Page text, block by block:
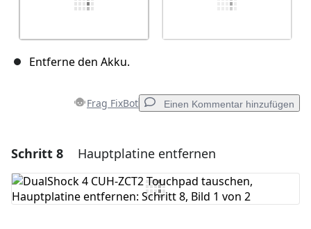
Entferne den Akku.
Frag FixBot Einen Kommentar hinzufügen
Einen Kommentar hinzufügen
Kommentar hinzufügen
Schritt 8 Hauptplatine entfernen